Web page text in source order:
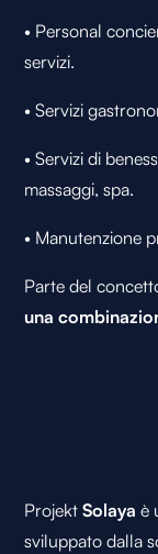
• Personal
servizi.
• Servizi
• Servizi di
massaggi, spa.
• Manutenzione
Parte del
una
ProjektSolayaè
sviluppato dalla